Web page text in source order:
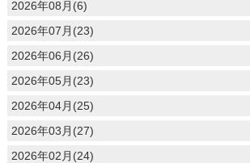
2026年08月(6)
2026年07月(23)
2026年06月(26)
2026年05月(23)
2026年04月(25)
2026年03月(27)
2026年02月(24)